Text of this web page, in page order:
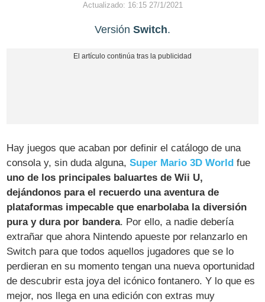
Actualizado: 16:15 27/1/2021
Versión Switch.
Hay juegos que acaban por definir el catálogo de una
consola y, sin duda alguna,Super Mario 3D World fue
uno de los principales baluartes de Wii U,
dejándonos para el recuerdo una aventura de
plataformas impecable que enarbolaba la diversión
pura y dura por bandera. Por ello, a nadie debería
extrañar que ahora Nintendo apueste por relanzarlo en
Switch para que todos aquellos jugadores que se lo
perdieran en su momento tengan una nueva oportunidad
de descubrir esta joya del icónico fontanero. Y lo que es
mejor, nos llega en una edición con extras muy